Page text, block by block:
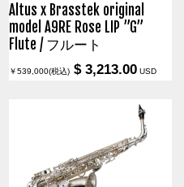
Altus x Brasstek original
model A9RE Rose LIP ”G”
Flute / フルート
￥539,000(税込) $ 3,213.00USD